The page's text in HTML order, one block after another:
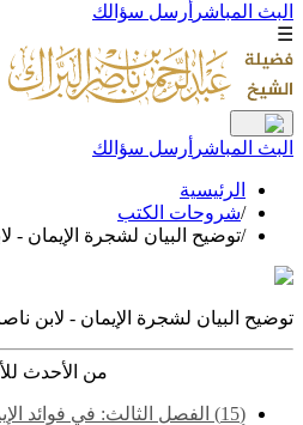
البث المباشر أرسل سؤالك
☰
البث المباشر أرسل سؤالك
الرئيسية
/شروحات الكتب
/توضيح البيان لشجرة الإيمان -
توضيح البيان لشجرة الإيمان - لابن
من الأحدث
(15) الفصل الثالث: في فوائد